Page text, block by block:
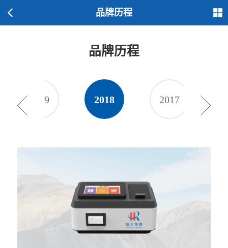
品牌历程
品牌历程
2019 2018 2017